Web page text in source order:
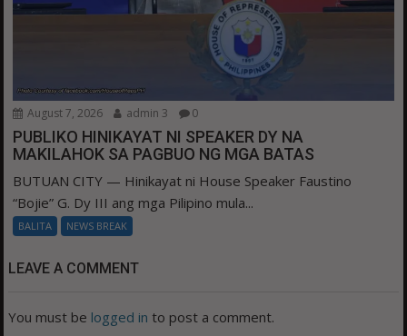
August 7, 2026 admin 3 0
PUBLIKO HINIKAYAT NI SPEAKER DY NA
MAKILAHOK SA PAGBUO NG MGA BATAS
BUTUAN CITY — Hinikayat ni House Speaker Faustino
“Bojie” G. Dy III ang mga Pilipino mula...
BALITA NEWS BREAK
LEAVE A COMMENT
You must be logged in to post a comment.